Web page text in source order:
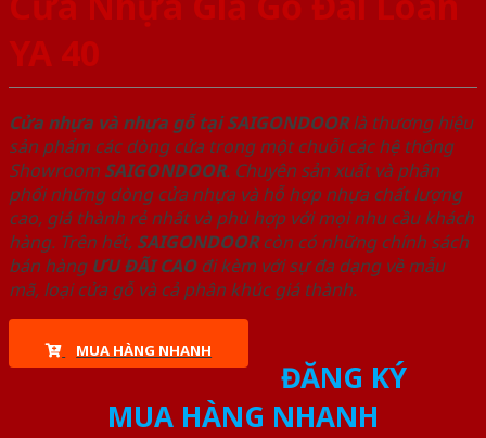
YA 40
Cửa nhựa và nhựa gỗ tại SAIGONDOORlà thương hiệu
sản phẩm các dòng cửa trong một chuỗi các hệ thống
Showroom SAIGONDOOR. Chuyên sản xuất và phân
phối những dòng cửa nhựa và hỗ hợp nhựa chất lượng
cao, giá thành rẻ nhất và phù hợp với mọi nhu cầu khách
hàng. Trên hết, SAIGONDOORcòn có những chính sách
bán hàng ƯU ĐÃI CAOđi kèm với sự đa dạng về mẫu
mã, loại cửa gỗ và cả phân khúc giá thành.
MUA HÀNG NHANH
ĐĂNG KÝ
MUA HÀNG NHANH